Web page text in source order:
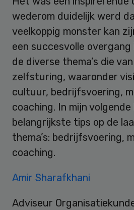
wederom duidelijk werd
veelkoppig monster kan
een succesvolle
de diverse thema’s die
zelfsturing, waaronder
cultuur, bedrijfsvoering,
coaching. In mijn volgende
belangrijkste tips op de
thema’s: bedrijfsvoering,
coaching.
Amir Sharafkhani
Adviseur